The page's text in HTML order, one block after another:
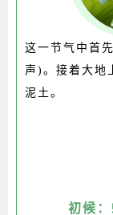
这一节气中首
声)。接着大地
泥土。
初候